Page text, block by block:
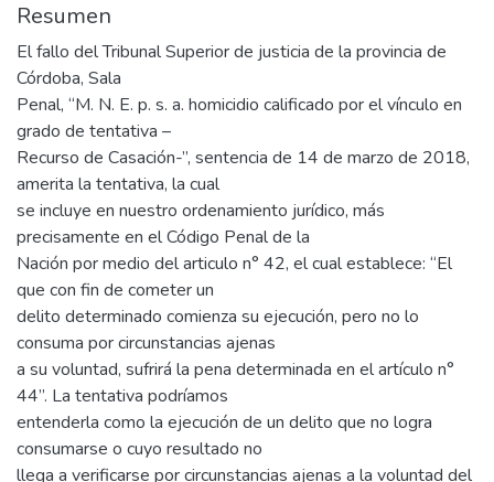
Resumen
El fallo del Tribunal Superior de justicia de la provincia de
Córdoba, Sala
Penal, “M. N. E. p. s. a. homicidio calificado por el vínculo en
grado de tentativa –
Recurso de Casación-”, sentencia de 14 de marzo de 2018,
amerita la tentativa, la cual
se incluye en nuestro ordenamiento jurídico, más
precisamente en el Código Penal de la
Nación por medio del articulo n° 42, el cual establece: “El
que con fin de cometer un
delito determinado comienza su ejecución, pero no lo
consuma por circunstancias ajenas
a su voluntad, sufrirá la pena determinada en el artículo n°
44”. La tentativa podríamos
entenderla como la ejecución de un delito que no logra
consumarse o cuyo resultado no
llega a verificarse por circunstancias ajenas a la voluntad del